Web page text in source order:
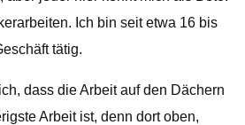
Ich bin seit etwa 16 bis
tätig.
dass die Arbeit auf den Dächern
Arbeit ist, denn dort oben,